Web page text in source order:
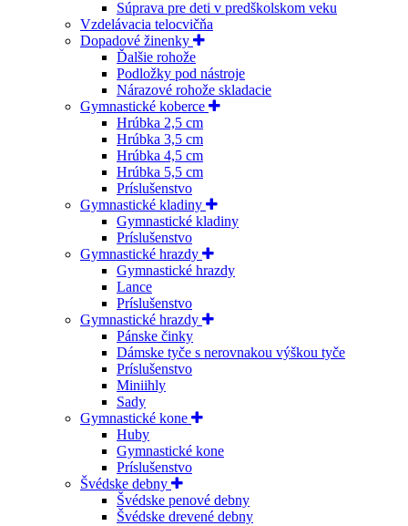
Súprava pre deti v predškolskom veku
Vzdelávacia telocvičňa
Dopadové žinenky
Ďalšie rohože
Podložky pod nástroje
Nárazové rohože skladacie
Gymnastické koberce
Hrúbka 2,5 cm
Hrúbka 3,5 cm
Hrúbka 4,5 cm
Hrúbka 5,5 cm
Príslušenstvo
Gymnastické kladiny
Gymnastické kladiny
Príslušenstvo
Gymnastické hrazdy
Gymnastické hrazdy
Lance
Príslušenstvo
Gymnastické hrazdy
Pánske činky
Dámske tyče s nerovnakou výškou tyče
Príslušenstvo
Miniihly
Sady
Gymnastické kone
Huby
Gymnastické kone
Príslušenstvo
Švédske debny
Švédske penové debny
Švédske drevené debny